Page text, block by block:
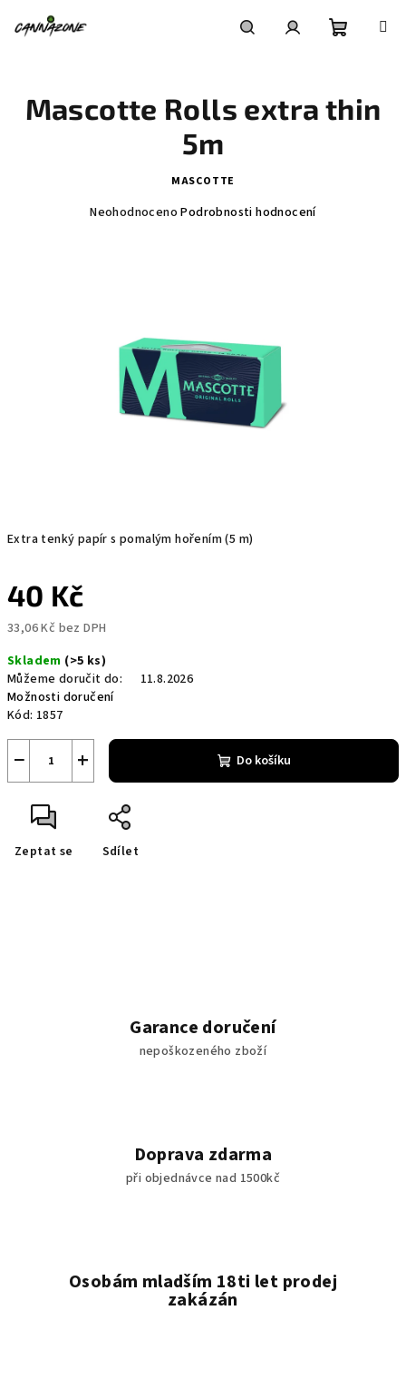
košík
Extra tenký papír s pomalým hořením (5 m)
40 Kč
33,06 Kč bez DPH
cena:
Skladem (>5 ks)
Můžeme doručit do:
11.8.2026
Možnosti doručení
Kód: 1857
+
− Do košíku
Zeptat se Sdílet
Mascotte Rolls extra thin
5m
MASCOTTE
Neohodnoceno Podrobnosti hodnocení
Garance doručení
nepoškozeného zboží
Doprava zdarma
při objednávce nad 1500kč
Osobám mladším 18ti let prodej
zakázán